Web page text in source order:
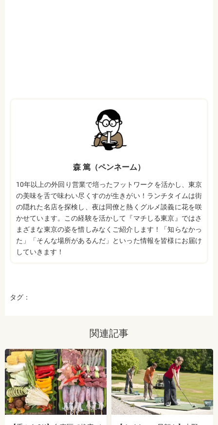
森 篤（ペンネーム）
10年以上の外回り営業で培ったフットワークを活かし、東京
の美味を舌で味わい尽くすのが生きがい！ランチタイムは街
の隠れた名店を探検し、夜は同僚と熱くグルメ談義に花を咲
かせています。この経験を活かして『マチしる東京』ではさ
まざまな東京の姿を惜しみなくご紹介します！「知らなかっ
た」「そんな場所があるんだ」といった情報を皆様にお届け
していきます！
タグ：
関連記事